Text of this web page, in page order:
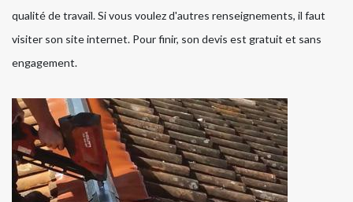
qualité de travail. Si vous voulez d'autres renseignements, il faut
visiter son site internet. Pour finir, son devis est gratuit et sans
engagement.